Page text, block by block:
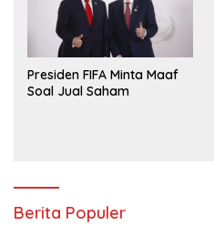
Presiden FIFA Minta Maaf
Soal Jual Saham
Berita Populer